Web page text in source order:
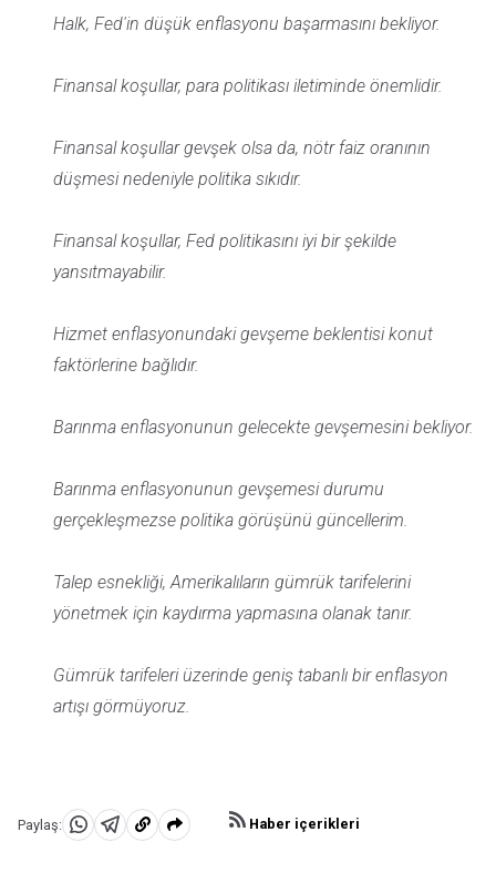
Halk, Fed'in düşük enflasyonu başarmasını bekliyor.
Finansal koşullar, para politikası iletiminde önemlidir.
Finansal koşullar gevşek olsa da, nötr faiz oranının
düşmesi nedeniyle politika sıkıdır.
Finansal koşullar, Fed politikasını iyi bir şekilde
yansıtmayabilir.
Hizmet enflasyonundaki gevşeme beklentisi konut
faktörlerine bağlıdır.
Barınma enflasyonunun gelecekte gevşemesini bekliyor.
Barınma enflasyonunun gevşemesi durumu
gerçekleşmezse politika görüşünü güncellerim.
Talep esnekliği, Amerikalıların gümrük tarifelerini
yönetmek için kaydırma yapmasına olanak tanır.
Gümrük tarifeleri üzerinde geniş tabanlı bir enflasyon
artışı görmüyoruz.
Paylaş:
WhatsApp'da
Telegram'da
Panoya
Haber içerikleri